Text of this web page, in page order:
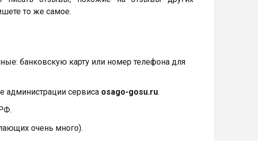
то же самое.
банковскую карту или номер телефона для
администрации сервиса osago-gosu.ru.
очень много).